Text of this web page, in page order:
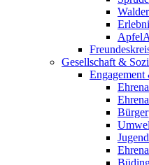
Gesellschaft &